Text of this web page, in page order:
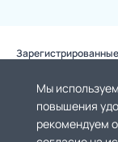
Мы
повышения
рекомендуем